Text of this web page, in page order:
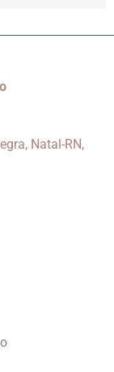
Natal-RN,